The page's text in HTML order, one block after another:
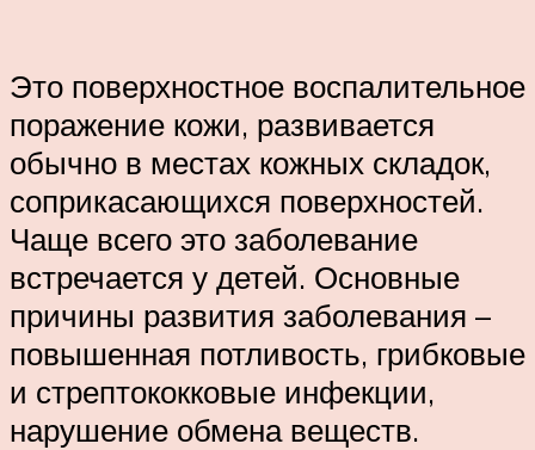
Это поверхностное воспалительное
поражение кожи, развивается
обычно в местах кожных складок,
соприкасающихся поверхностей.
Чаще всего это заболевание
встречается у детей. Основные
причины развития заболевания –
повышенная потливость, грибковые
и стрептококковые инфекции,
нарушение обмена веществ.